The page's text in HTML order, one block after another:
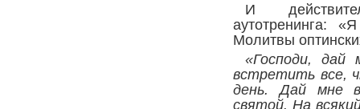
И
аутотренинга:
Молитвы
«Господи, дай
встретить все,
день. Дай мне
святой. На